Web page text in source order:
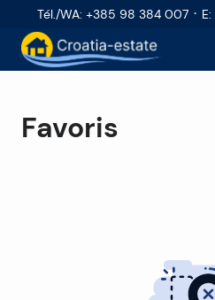
Tél./WA: +385 98 384 007 · E:
Favoris